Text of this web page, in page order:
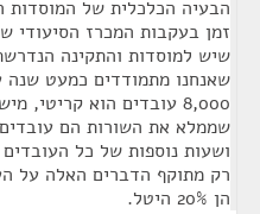
הבעיה הכלכלית של
זמן בעקבות המכרז הסיעודי
שיש למוסדות והתקינה
שאנחנו מתמודדים כמעט שנה
8,000 עובדים הוא
שממלא את השורות הם
ושעות נוספות של כל
רק מתוקף הדברים האלה על
הן 20% היטל.